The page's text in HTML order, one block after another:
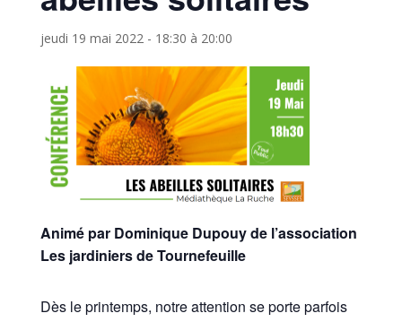
jeudi 19 mai 2022 - 18:30 à 20:00
Animé par Dominique Dupouy de l’association
Les jardiniers de Tournefeuille
Dès le printemps, notre attention se porte parfois